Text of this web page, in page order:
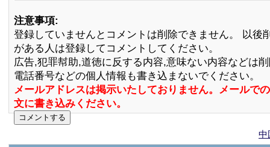
注意事項:
登録していませんとコメントは削除できません。 以後
がある人は登録してコメントしてください。
広告,犯罪幇助,道徳に反する内容,意味ない内容などは
電話番号などの個人情報も書き込まないでください。
メールアドレスは掲示いたしておりません。メールで
文に書き込みください。
中